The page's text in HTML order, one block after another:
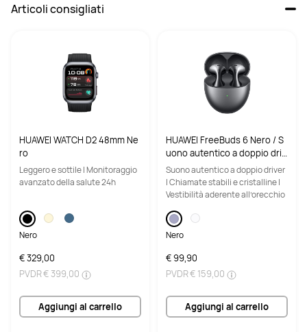
Articoli consigliati
HUAWEI WATCH D2 48mm Ne
ro
Leggero e sottile | Monitoraggio
avanzato della salute 24h
Nero
€ 329,00
PVDR€ 399,00
Aggiungi al carrello
HUAWEI FreeBuds 6 Nero / S
uono autentico a doppio driv
er
Suono autentico a doppio driver
| Chiamate stabili e cristalline |
Vestibilità aderente all’orecchio
Nero
€ 99,90
PVDR€ 159,00
Aggiungi al carrello